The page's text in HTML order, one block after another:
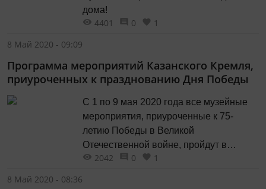
дома!
4401 0
1
8 Май 2020 - 09:09
Программа мероприятий Казанского Кремля,
приуроченных к празднованию Дня Победы
С 1 по 9 мая 2020 года все музейные
мероприятия, приуроченные к 75-
летию Победы в Великой
Отечественной войне, пройдут в
онлайн-формате.
2042 0
1
8 Май 2020 - 08:36